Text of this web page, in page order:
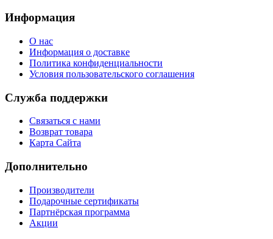
Информация
О нас
Информация о доставке
Политика конфиденциальности
Условия пользовательского соглашения
Служба поддержки
Связаться с нами
Возврат товара
Карта Сайта
Дополнительно
Производители
Подарочные сертификаты
Партнёрская программа
Акции